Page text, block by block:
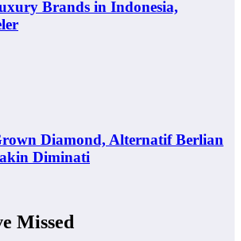
Brands in Indonesia,
Diamond, Alternatif Berlian
Diminati
Missed